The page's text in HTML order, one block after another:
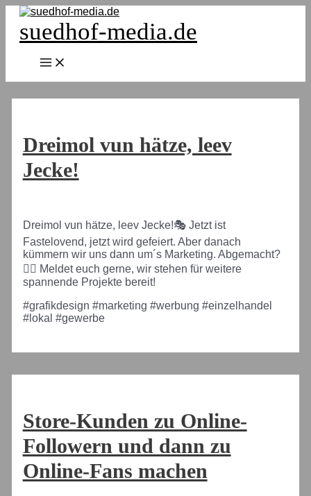
Zum
springen
suedhof-media.de
Main
Dreimol vun hätze, leev
Jecke!
Dreimol vun hätze, leev Jecke!🎭 Jetzt ist
Fastelovend, jetzt wird gefeiert. Aber danach
kümmern wir uns dann um´s Marketing. Abgemacht?
🦸‍♂️ Meldet euch gerne, wir stehen für weitere
spannende Projekte bereit!
#grafikdesign #marketing #werbung #einzelhandel
#lokal #gewerbe
Store-Kunden zu Online-
Followern und dann zu
Online-Fans machen